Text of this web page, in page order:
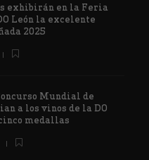
exhibirán en la Feria
León la excelente
2025
Mundial de
a los vinos de la DO
medallas